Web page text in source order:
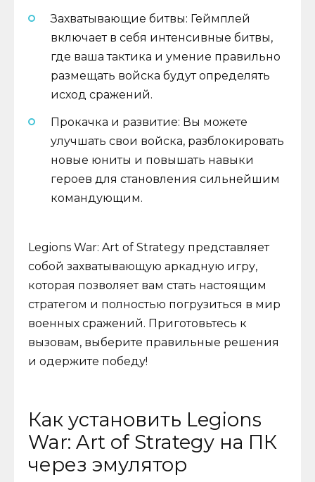
Захватывающие битвы: Геймплей
включает в себя интенсивные битвы,
где ваша тактика и умение правильно
размещать войска будут определять
исход сражений.
Прокачка и развитие: Вы можете
улучшать свои войска, разблокировать
новые юниты и повышать навыки
героев для становления сильнейшим
командующим.
Legions War: Art of Strategy представляет
собой захватывающую аркадную игру,
которая позволяет вам стать настоящим
стратегом и полностью погрузиться в мир
военных сражений. Приготовьтесь к
вызовам, выберите правильные решения
и одержите победу!
Как установить Legions
War: Art of Strategy на ПК
через эмулятор